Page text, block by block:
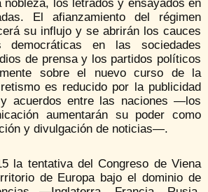
nobleza, los letrados y ensayados en
El afianzamiento del régimen
su influjo y se abrirán los cauces
democráticas en las sociedades
de prensa y los partidos políticos
sobre el nuevo curso de la
es reducido por la publicidad
acuerdos entre las naciones —los
aumentarán su poder como
y divulgación de noticias—.
la tentativa del Congreso de Viena
de Europa bajo el dominio de